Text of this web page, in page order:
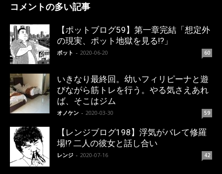
コメントの多い記事
【ポットブログ59】第一章完結「想定外
の現実、ポット地獄を見る!?」
ポット - 2020-06-20 60
いきなり最終回。幼いフィリピーナと遊
びながら筋トレを行う。やる気さえあれ
ば、そこはジム
オノケン - 2020-03-30 59
【レンジブログ198】浮気がバレて修羅
場!? 二人の彼女と話し合い
レンジ - 2020-07-16 42